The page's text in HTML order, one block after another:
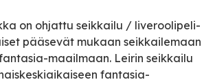
on ohjattu seikkailu / liveroolipeli-
pääsevät mukaan seikkailemaan
maailmaan. Leirin seikkailu
fantasia-